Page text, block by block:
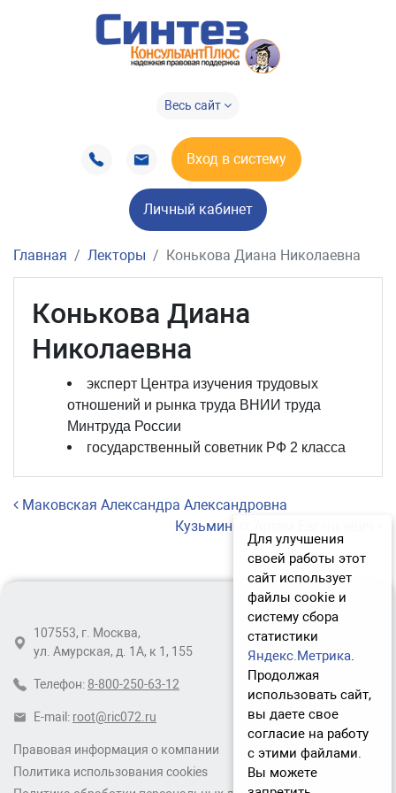
Весь сайт
Вход в систему
Личный кабинет
Главная Лекторы Конькова Диана Николаевна
Конькова Диана
Николаевна
эксперт Центра изучения трудовых
отношений и рынка труда ВНИИ труда
Минтруда России
государственный советник РФ 2 класса
Навигация по записям
Маковская Александра Александровна
Кузьминых Артем Евгеньевич
Правовая информация о компании
Политика использования cookies
107553, г. Москва,
ул. Амурская, д. 1А, к 1, 155
Телефон: 8-800-250-63-12
E-mail: root@ric072.ru
Для улучшения
своей работы этот
сайт использует
файлы cookie и
систему сбора
статистики
Яндекс.Метрика.
Продолжая
использовать сайт,
вы даете свое
согласие на работу
с этими файлами.
Вы можете